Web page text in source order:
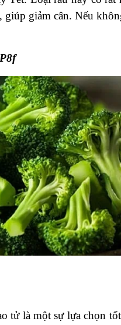
giảm cân. Nếu
tử là một sự lựa chọn